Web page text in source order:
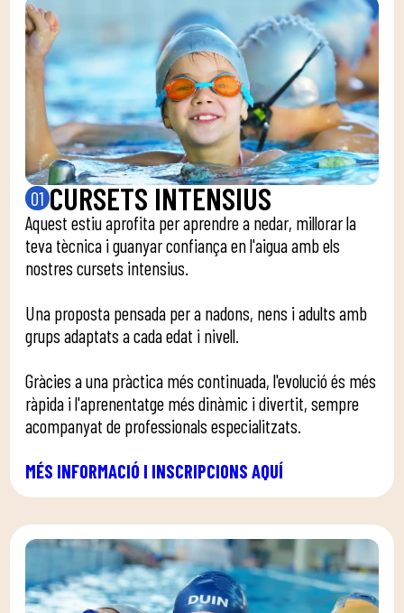
01 CURSETS INTENSIUS
Aquest estiu aprofita per aprendre a nedar, millorar la
teva tècnica i guanyar confiança en l'aigua amb els
nostres cursets intensius.
Una proposta pensada per a nadons, nens i adults amb
grups adaptats a cada edat i nivell.
Gràcies a una pràctica més continuada, l'evolució és més
ràpida i l'aprenentatge més dinàmic i divertit, sempre
acompanyat de professionals especialitzats.
MÉS INFORMACIÓ I INSCRIPCIONS AQUÍ